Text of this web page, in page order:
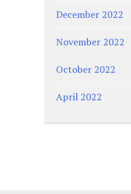
December 2022
November 2022
October 2022
April 2022